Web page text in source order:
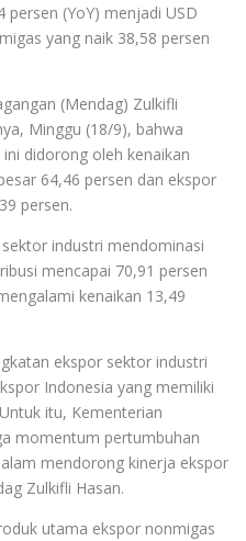
(YoY) menjadi USD
yang naik 38,58 persen
(Mendag) Zulkifli
Minggu (18/9), bahwa
didorong oleh kenaikan
64,46 persen dan ekspor
persen.
industri mendominasi
mencapai 70,91 persen
kenaikan 13,49
ekspor sektor industri
Indonesia yang memiliki
itu, Kementerian
momentum pertumbuhan
mendorong kinerja ekspor
Zulkifli Hasan.
utama ekspor nonmigas